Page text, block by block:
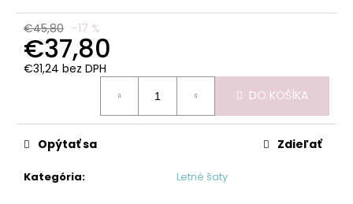
€45,80 –17 %
€37,80
€31,24 bez DPH
DO KOŠÍKA
Kategória: Letné šaty
Opýtať sa Zdieľať
a
m
e